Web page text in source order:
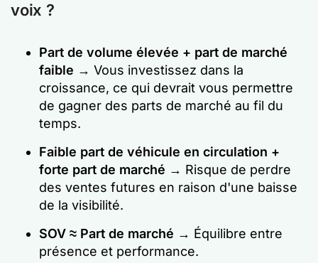
voix ?
Part de volume élevée + part de marché
faible → Vous investissez dans la
croissance, ce qui devrait vous permettre
de gagner des parts de marché au fil du
temps.
Faible part de véhicule en circulation +
forte part de marché → Risque de perdre
des ventes futures en raison d'une baisse
de la visibilité.
SOV ≈ Part de marché → Équilibre entre
présence et performance.